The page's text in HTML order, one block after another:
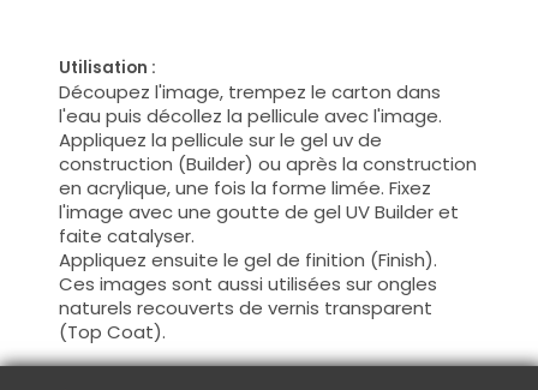
Utilisation :
Découpez l'image, trempez le carton dans
l'eau puis décollez la pellicule avec l'image.
Appliquez la pellicule sur le gel uv de
construction (Builder) ou après la construction
en acrylique, une fois la forme limée. Fixez
l'image avec une goutte de gel UV Builder et
faite catalyser.
Appliquez ensuite le gel de finition (Finish).
Ces images sont aussi utilisées sur ongles
naturels recouverts de vernis transparent
(Top Coat).